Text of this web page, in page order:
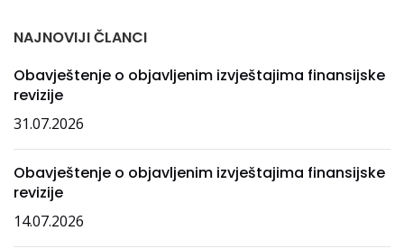
NAJNOVIJI ČLANCI
Obavještenje o objavljenim izvještajima finansijske
revizije
31.07.2026
Obavještenje o objavljenim izvještajima finansijske
revizije
14.07.2026